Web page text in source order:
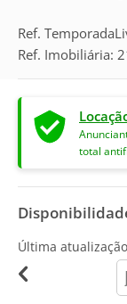
Ref.
Ref. Imobiliária:
total
Última